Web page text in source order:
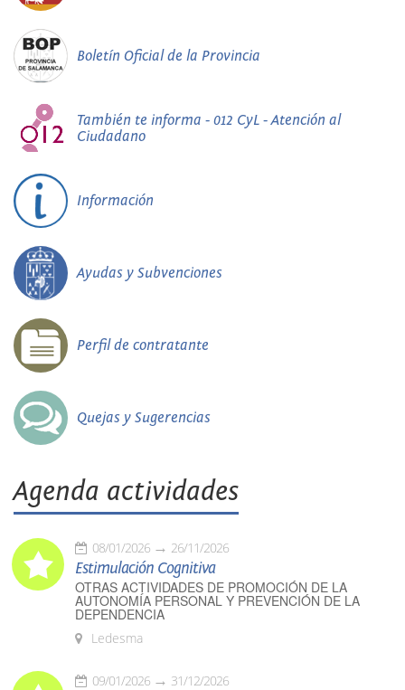
Boletín Oficial de la Provincia
También te informa - 012 CyL - Atención al
Ciudadano
Información
Ayudas y Subvenciones
Perfil de contratante
Quejas y Sugerencias
Agenda actividades
08/01/2026 26/11/2026
Estimulación Cognitiva
OTRAS ACTIVIDADES DE PROMOCIÓN DE LA
AUTONOMÍA PERSONAL Y PREVENCIÓN DE LA
DEPENDENCIA
Ledesma
09/01/2026 31/12/2026